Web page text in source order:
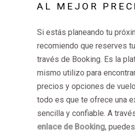
AL MEJOR
Si estás planeando tu
recomiendo que reserves
través de Booking. Es la
mismo utilizo para
precios y opciones de
todo es que te ofrece una
sencilla y confiable. A
enlace de Booking,